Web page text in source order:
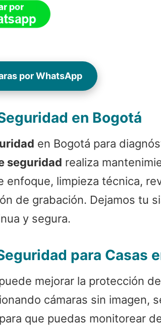
por WhatsApp
en Bogotá
en Bogotá para
seguridad realiza
enfoque, limpieza técnica,
de grabación. Dejamos tu
y segura.
para Casas
mejorar la protección
cámaras sin imagen,
que puedas monitorear